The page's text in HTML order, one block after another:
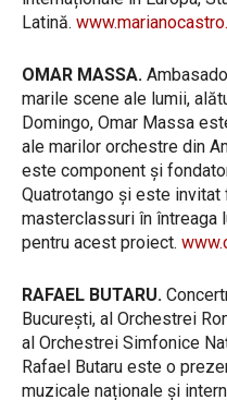
Latină.
OMAR MASSA.
marile scene ale lumii,
Domingo, Omar Massa
ale marilor orchestre din
este component și
Quatrotango și este
masterclassuri în întreaga
pentru acest proiect.
RAFAEL BUTARU.
București, al Orchestrei
al Orchestrei Simfonice
Rafael Butaru este o
muzicale naționale și